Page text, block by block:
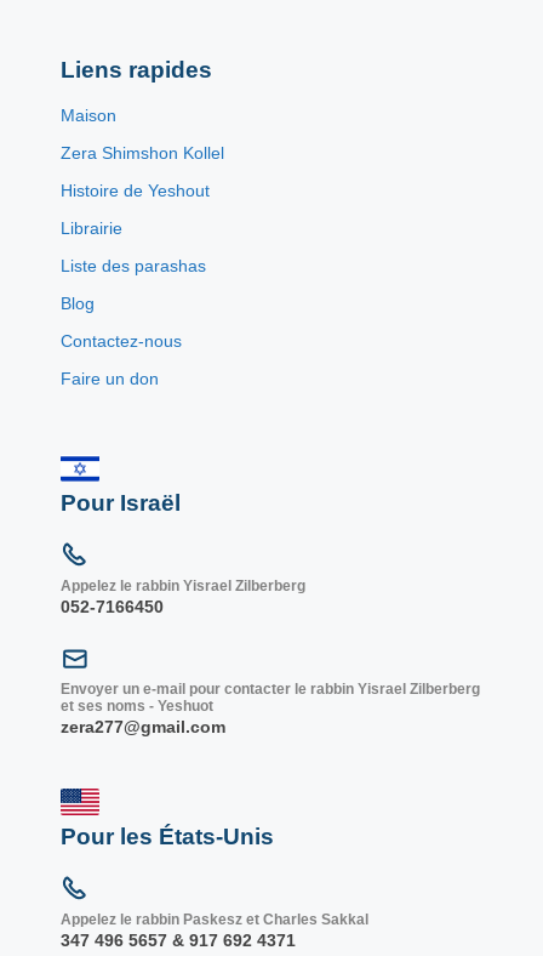
Liens rapides
Maison
Zera Shimshon Kollel
Histoire de Yeshout
Librairie
Liste des parashas
Blog
Contactez-nous
Faire un don
Pour Israël
Appelez le rabbin Yisrael Zilberberg
052-7166450
Envoyer un e-mail pour contacter le rabbin Yisrael Zilberberg
et ses noms - Yeshuot
zera277@gmail.com
Pour les États-Unis
Appelez le rabbin Paskesz et Charles Sakkal
347 496 5657 & 917 692 4371